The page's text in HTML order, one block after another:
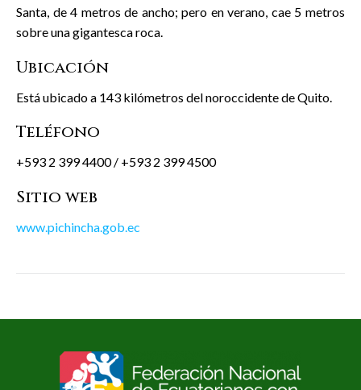
Santa, de 4 metros de ancho; pero en verano, cae 5 metros
sobre una gigantesca roca.
Ubicación
Está ubicado a 143 kilómetros del noroccidente de Quito.
Teléfono
+593 2 399 4400 / +593 2 399 4500
Sitio web
www.pichincha.gob.ec